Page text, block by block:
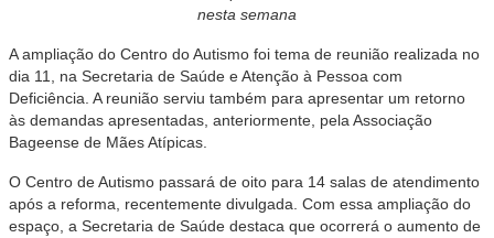
nesta semana
A ampliação do Centro do Autismo foi tema de reunião realizada no
dia 11, na Secretaria de Saúde e Atenção à Pessoa com
Deficiência. A reunião serviu também para apresentar um retorno
às demandas apresentadas, anteriormente, pela Associação
Bageense de Mães Atípicas.
O Centro de Autismo passará de oito para 14 salas de atendimento
após a reforma, recentemente divulgada. Com essa ampliação do
espaço, a Secretaria de Saúde destaca que ocorrerá o aumento de